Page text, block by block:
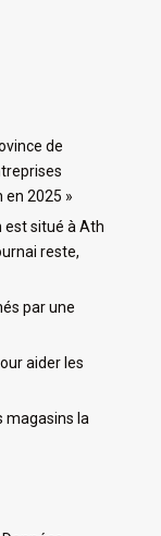
de
2025 »
est situé à Ath
reste,
par une
aider les
magasins la